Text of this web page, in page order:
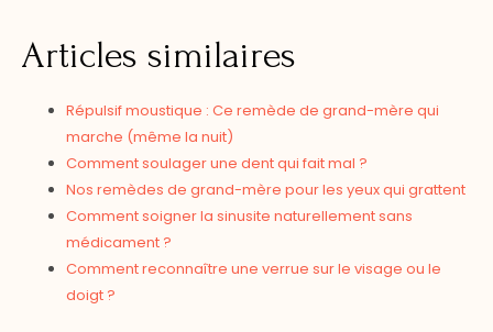
Articles similaires
Répulsif moustique : Ce remède de grand-mère qui
marche (même la nuit)
Comment soulager une dent qui fait mal ?
Nos remèdes de grand-mère pour les yeux qui grattent
Comment soigner la sinusite naturellement sans
médicament ?
Comment reconnaître une verrue sur le visage ou le
doigt ?